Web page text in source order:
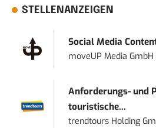
STELLENANZEIGEN
Social Media
moveUP Media GmbH
Anforderungs- und
touristische...
trendtours Holding